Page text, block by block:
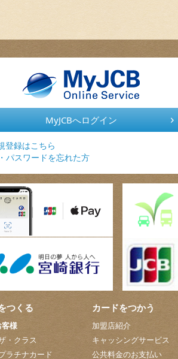
MyJCBへログイン
登録はこちら
パスワードを忘れた方
つくる
様
・クラス
ラチナカード
カードをつかう
加盟店紹介
キャッシングサービス
公共料金のお支払い